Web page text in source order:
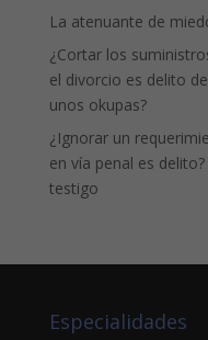
La atenuante de
¿Cortar los
el divorcio es delito
unos okupas?
¿Ignorar un
en vía penal es
testigo
Especialidades